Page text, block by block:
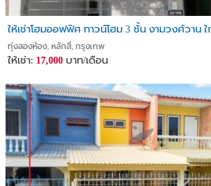
เจรจาต่อรองได้ทุกกรณี (Negotiable) ทุกหลังที่ป
ขายติดต่อซื้อได้
รบกวนแคปรูป หัวข้อ หรือส่งลิ้งค์มาได้ครับ
Please take a screenshot of the title or send the
Inbox Linehttps://bit.ly/39UAUka
Whatapps +66917788221
Or Clickhttps://wa.me/qr/UU5CVUQ2I6TZP1
___________________________
Tel.-ID Line 0960161167
หรือ คลิ๊กhttps://line.me/ti/p/Qh2PvNrUaq
ID Line 0634782676
ให้เช่าโฮมออฟฟิศ ทาวน์โฮม 3 ชั้น งามวงศ์วาน
ทุ่งสองห้อง, หลักสี่, กรุงเทพ
ให้เช่า: 17,000 บาท/เดือน